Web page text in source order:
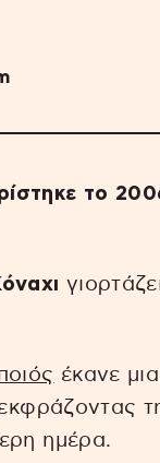
το
έκανε
ημέρα.